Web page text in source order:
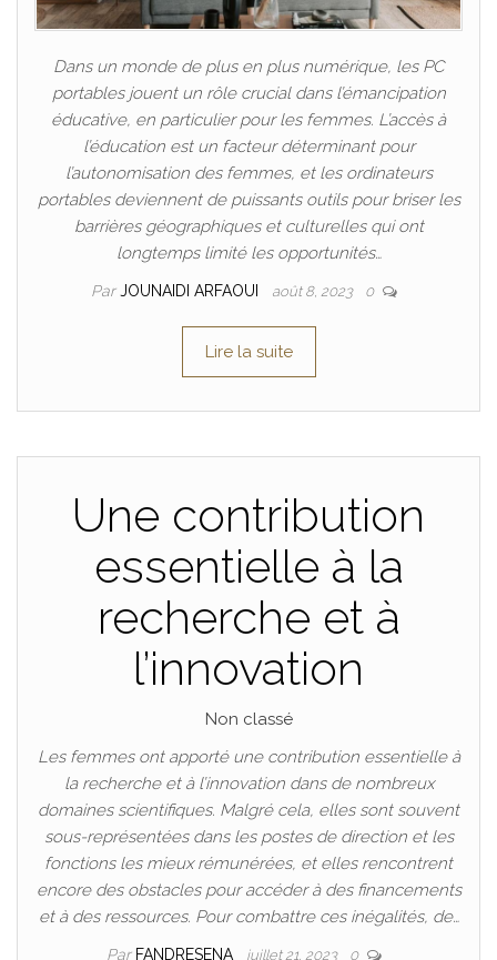
Dans un monde de plus en plus numérique, les PC
portables jouent un rôle crucial dans l’émancipation
éducative, en particulier pour les femmes. L’accès à
l’éducation est un facteur déterminant pour
l’autonomisation des femmes, et les ordinateurs
portables deviennent de puissants outils pour briser les
barrières géographiques et culturelles qui ont
longtemps limité les opportunités…
ParJOUNAIDI ARFAOUI août 8, 2023 0
Lire la suite
Une contribution
essentielle à la
recherche et à
l’innovation
Non classé
Les femmes ont apporté une contribution essentielle à
la recherche et à l’innovation dans de nombreux
domaines scientifiques. Malgré cela, elles sont souvent
sous-représentées dans les postes de direction et les
fonctions les mieux rémunérées, et elles rencontrent
encore des obstacles pour accéder à des financements
et à des ressources. Pour combattre ces inégalités, de…
Par FANDRESENA juillet 21, 2023 0